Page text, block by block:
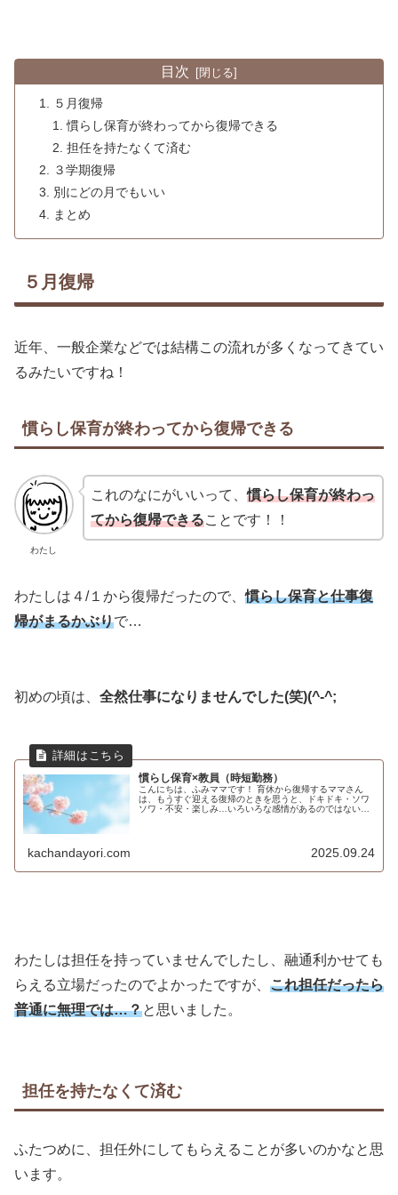
目次
５月復帰
慣らし保育が終わってから復帰できる
担任を持たなくて済む
３学期復帰
別にどの月でもいい
まとめ
５月復帰
近年、一般企業などでは結構この流れが多くなってきてい
るみたいですね！
慣らし保育が終わってから復帰できる
わたし
これのなにがいいって、慣らし保育が終わっ
てから復帰できることです！！
わたしは４/１から復帰だったので、慣らし保育と仕事復
帰がまるかぶりで…
初めの頃は、 全然仕事になりませんでした(笑)(^-^;
慣らし保育×教員（時短勤務）
こんにちは、ふみママです！ 育休から復帰するママさん
は、もうすぐ迎える復帰のときを思うと、ドキドキ・ソワ
ソワ・不安・楽しみ…いろいろな感情があるのではないで
kachandayori.com 2025.09.24
わたしは担任を持っていませんでしたし、融通利かせても
らえる立場だったのでよかったですが、 これ担任だったら
普通に無理では…？と思いました。
担任を持たなくて済む
ふたつめに、担任外にしてもらえることが多いのかなと思
います。